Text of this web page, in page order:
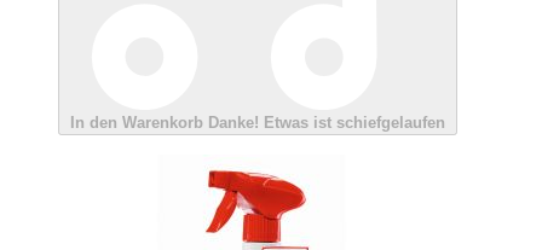
In den Warenkorb Danke! Etwas ist schiefgelaufen